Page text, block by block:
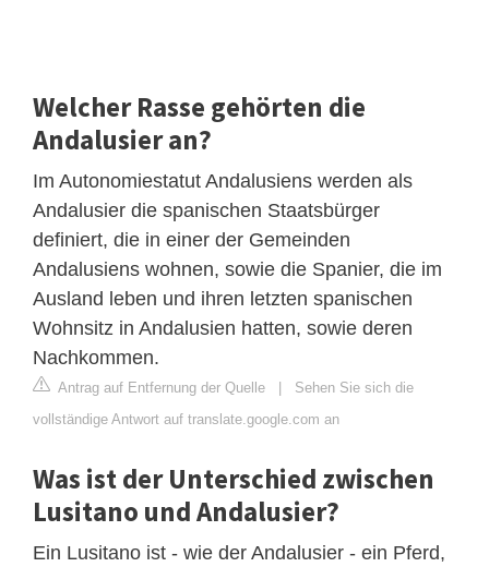
Welcher Rasse gehörten die
Andalusier an?
Im Autonomiestatut Andalusiens werden als
Andalusier die spanischen Staatsbürger
definiert, die in einer der Gemeinden
Andalusiens wohnen, sowie die Spanier, die im
Ausland leben und ihren letzten spanischen
Wohnsitz in Andalusien hatten, sowie deren
Nachkommen.
Antrag auf Entfernung der Quelle
Sehen Sie sich die
vollständige Antwort auf translate.google.com an
Was ist der Unterschied zwischen
Lusitano und Andalusier?
Ein Lusitano ist - wie der Andalusier - ein Pferd,